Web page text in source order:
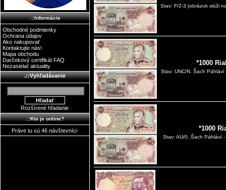
.::Informácie
Obchodné podmienky
Ochrana údajov
Ako nakupovať
Kontaktujte nás!
Mapa obchodu
Darčekový certifikát FAQ
Nezasielať aktuality
.::Vyhľadávanie
Rozšírené hľadanie
.::Kto je online?
Práve tu sú 46 návštevníci
Stav: F/2-3 (obrázok slúži
*1000
Stav: UNC/N. Šach
*1000
Stav: AU/0. Šach Páhláví